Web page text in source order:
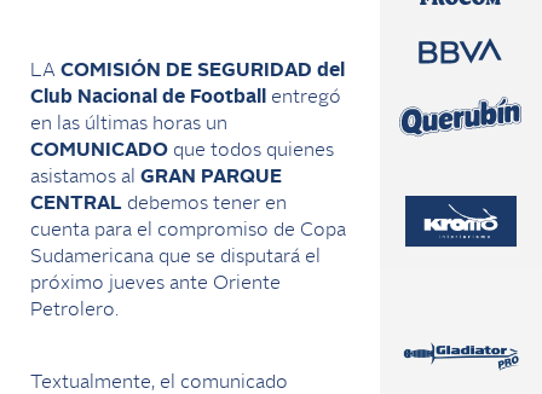
LA COMISIÓN DE SEGURIDAD del
Club Nacional de Football
entregó
en las últimas horas un
COMUNICADO que todos quienes
asistamos al GRAN PARQUE
CENTRAL debemos tener en
cuenta para el compromiso de Copa
Sudamericana que se disputará el
próximo jueves ante Oriente
Petrolero.
Textualmente, el comunicado